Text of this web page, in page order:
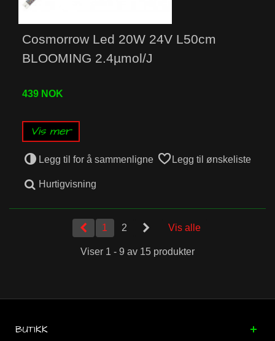
Cosmorrow Led 20W 24V L50cm
BLOOMING 2.4µmol/J
439 NOK
Vis mer
Legg til for å sammenligne Legg til ønskeliste
Hurtigvisning
1 2 Vis alle
Viser 1 - 9 av 15 produkter
BUTIKK